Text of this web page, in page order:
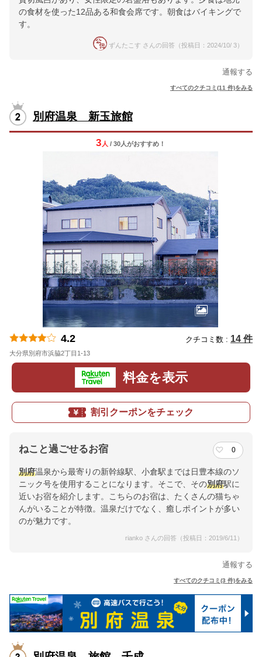
の食材を使った12品ある和食会席です。朝食はバイキングで
す。
ずんたこす さんの回答（投稿日：2024/10/ 3）
通報する
すべてのクチコミ(11 件)をみる
別府温泉 新玉旅館
3 人 / 30人がおすすめ！
4.2 クチコミ数 : 14 件
大分県別府市浜脇2丁目1-13
料金を表示
割引クーポンをチェック
ねこと過ごせるお宿 0
別府温泉から最寄りの新幹線駅、小倉駅までは日豊本線のソ
ニック号を使用することになります。そこで、その別府駅に
近いお宿を紹介します。こちらのお宿は、たくさんの猫ちゃ
んがいることが特徴。温泉だけでなく、癒しポイントが多い
のが魅力です。
rianko さんの回答（投稿日：2019/6/11）
通報する
すべてのクチコミ(3 件)をみる